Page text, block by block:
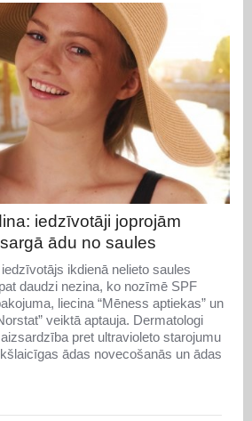
iedzīvotāji joprojām
ādu no saules
ikdienā nelieto saules
daudzi nezina, ko nozīmē SPF
liecina “Mēness aptiekas” un
veiktā aptauja. Dermatologi
pret ultravioleto starojumu
ādas novecošanās un ādas